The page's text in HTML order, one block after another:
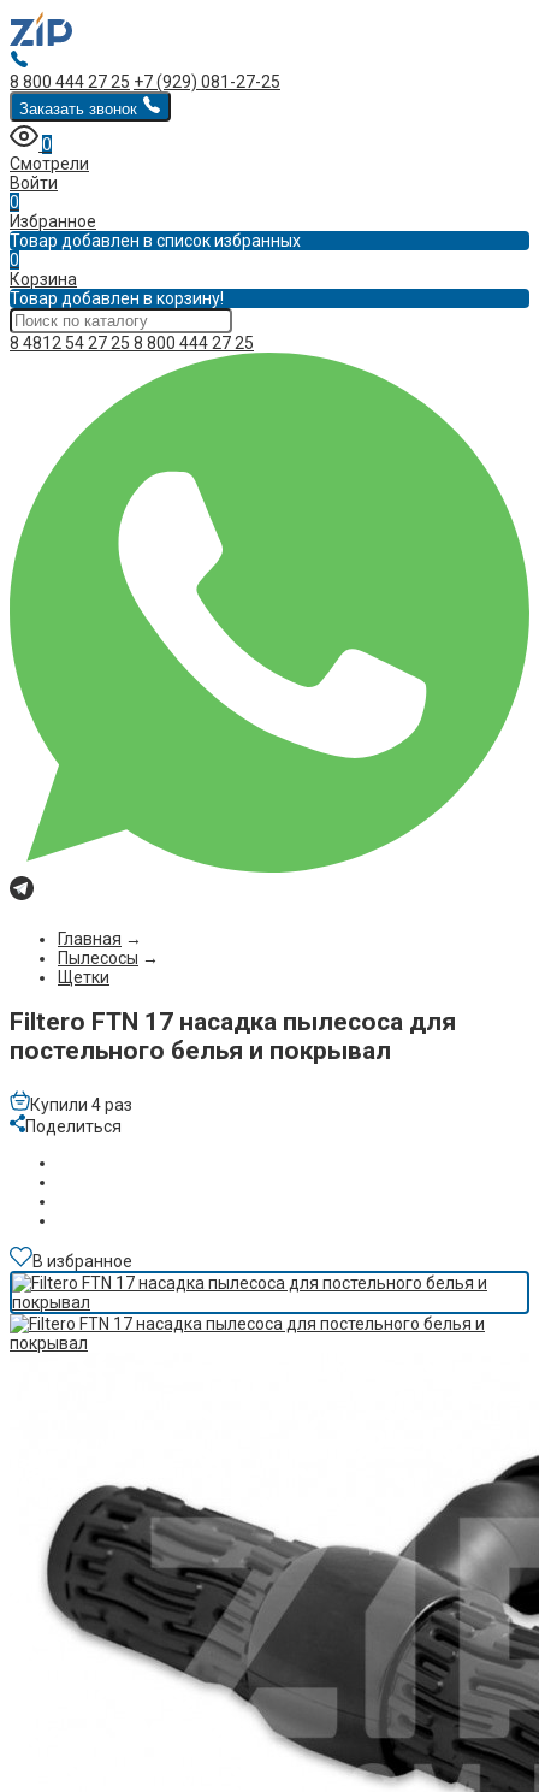
8 800 444 27 25 +7 (929) 081-27-25
Заказать звонок
0
Смотрели
Войти
0
Избранное
Товар добавлен в список избранных
0
Корзина
Товар добавлен в корзину!
8 4812 54 27 25 8 800 444 27 25
Главная →
Пылесосы →
Щетки
Filtero FTN 17 насадка пылесоса для
постельного белья и покрывал
Купили 4 раз
Поделиться
В избранное